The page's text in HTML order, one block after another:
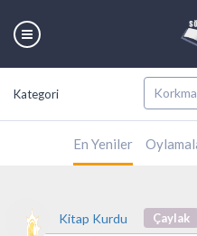
Kategori
En Yeniler
Kitap Kurdu Çaylak